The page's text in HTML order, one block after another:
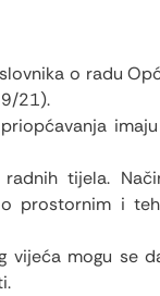
o radu
21).
tijela.
prostornim i
mogu se